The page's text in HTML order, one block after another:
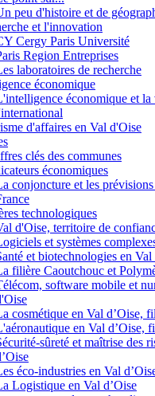
peu d'histoire et de
et l'innovation
Cergy Paris Université
Region Entreprises
laboratoires de recherche
économique
économique et la
d'affaires en Val d'Oise
clés des communes
économiques
conjoncture et les
technologiques
d'Oise, territoire de
et systèmes
et biotechnologies en
filière Caoutchouc et
software mobile et
cosmétique en Val d’Oise,
en Val d’Oise,
sûreté et maîtrise des
éco-industries en Val
Logistique en Val d’Oise